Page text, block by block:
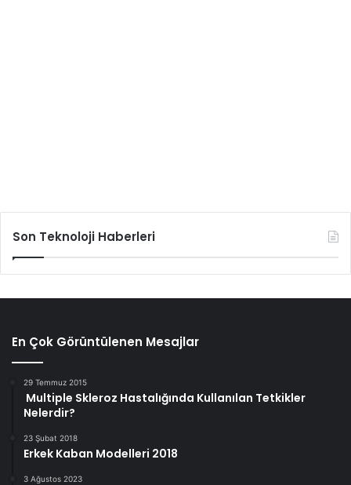
Son Teknoloji Haberleri
En Çok Görüntülenen Mesajlar
29 Temmuz 2015
Multiple Skleroz Hastalığında Kullanılan Tetkikler
Nelerdir?
23 Şubat 2018
Erkek Kaban Modelleri 2018
3 Ağustos 2023